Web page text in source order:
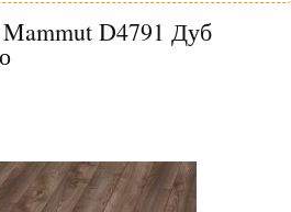
D4791 Дуб